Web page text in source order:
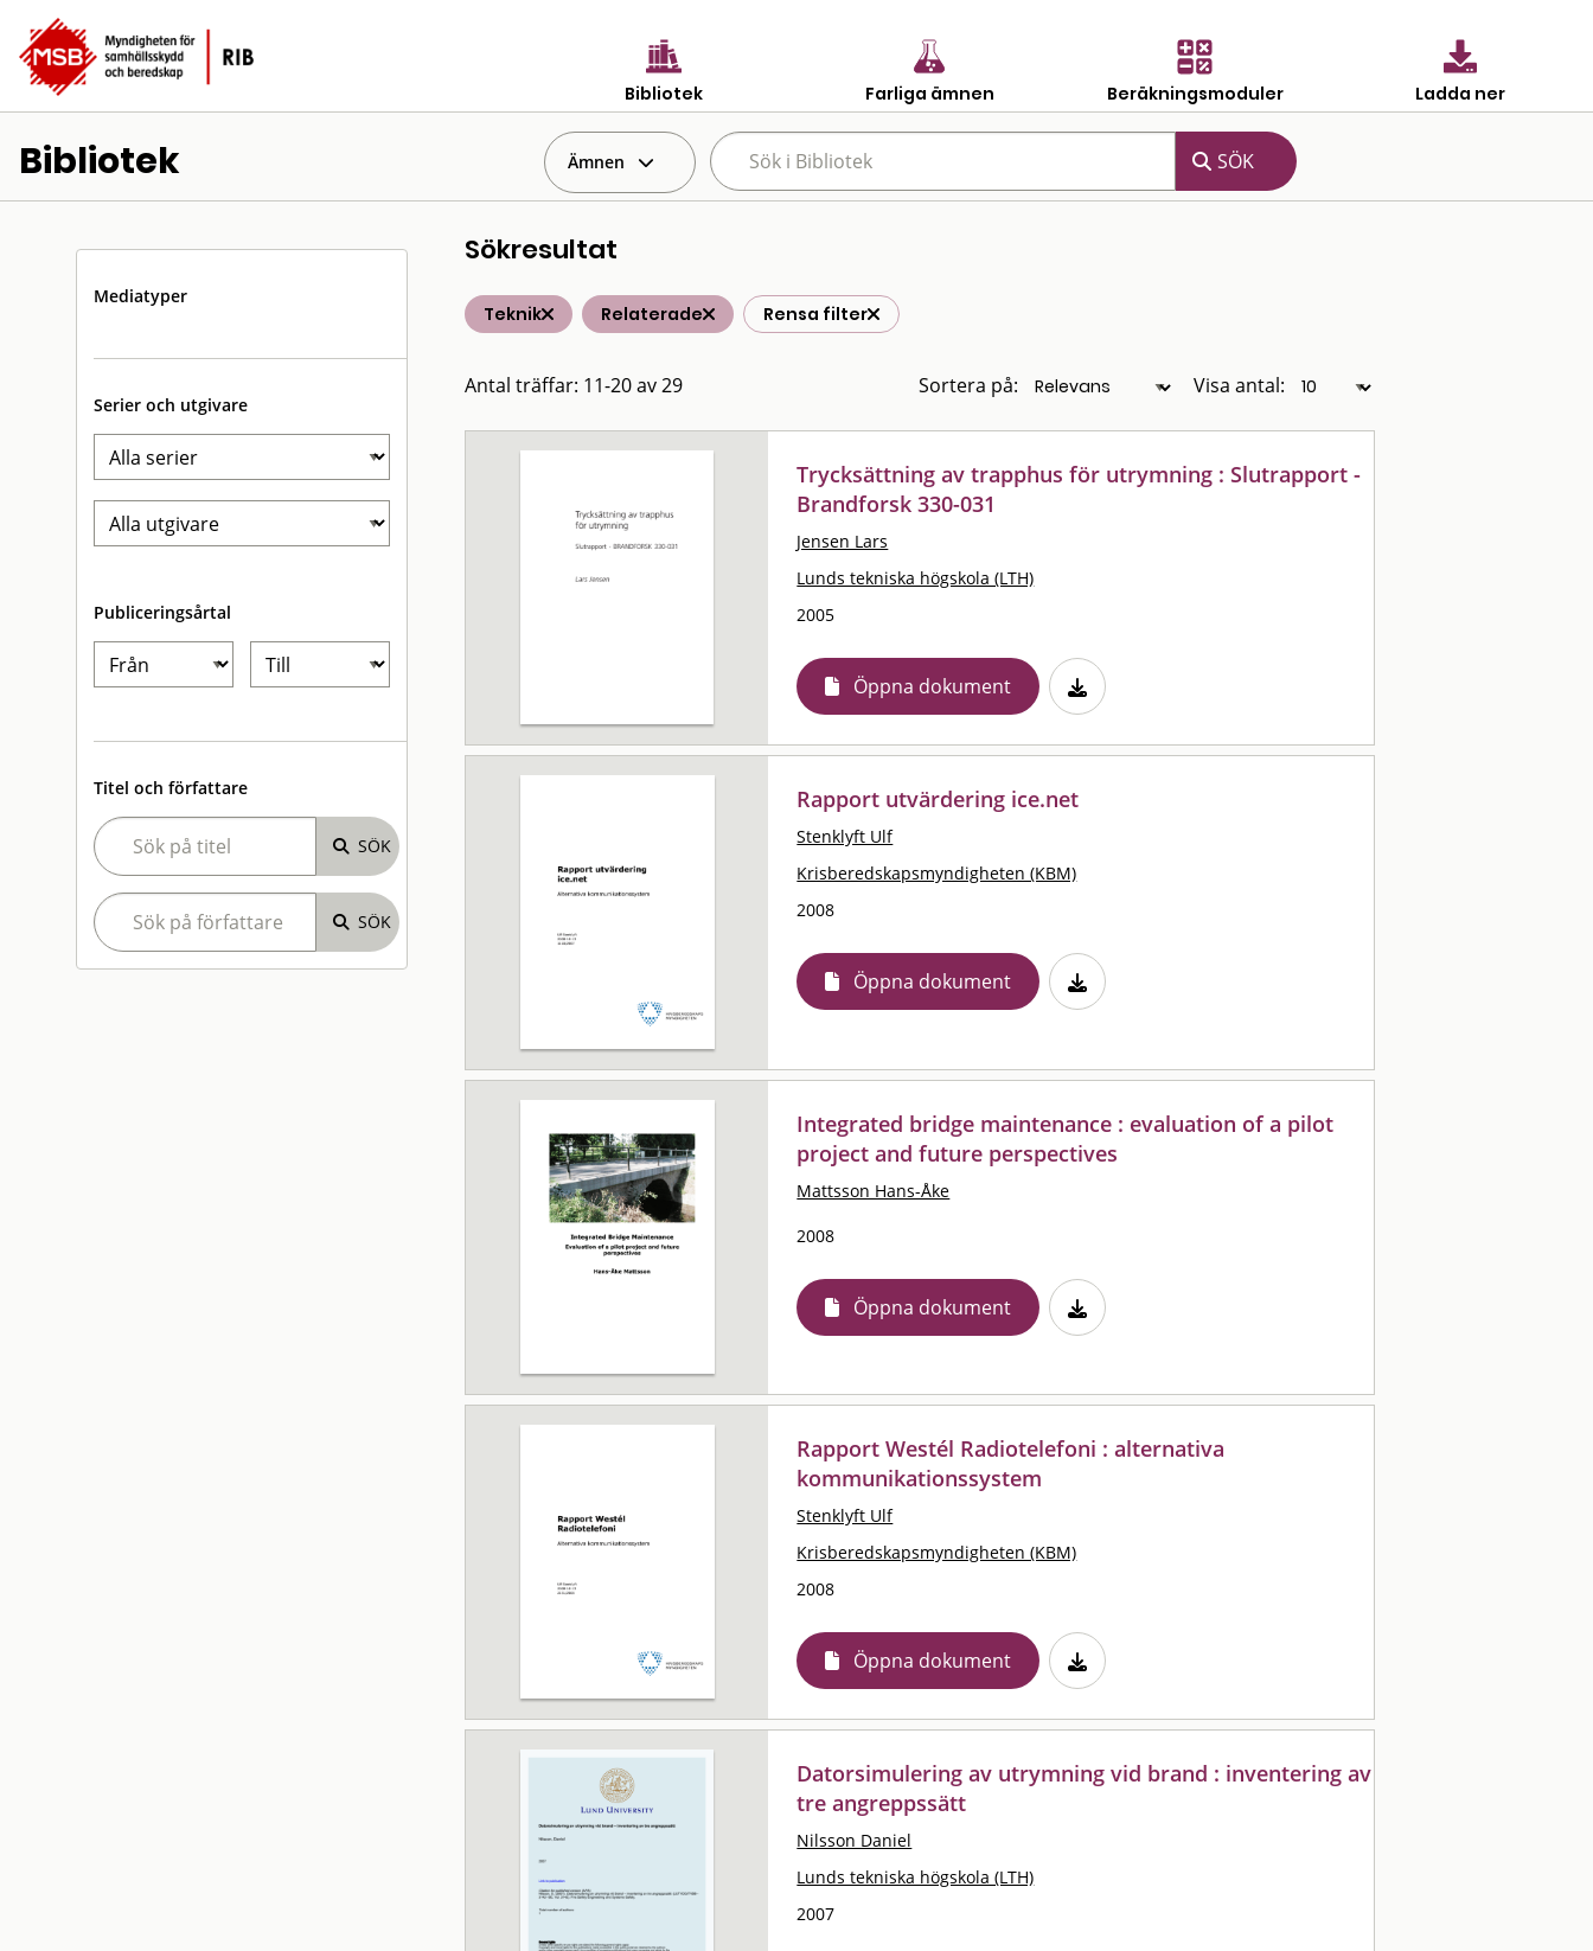
Bibliotek Farliga ämnen Beräkningsmoduler Ladda ner
Bibliotek Ämnen
Mediatyper
Serier och utgivare
Publiceringsårtal
Titel och författare
Sökresultat
Teknik Relaterade Rensa filter
Antal träffar: 11-20 av 29 Sortera på: Visa antal:
Trycksättning av trapphus för utrymning : Slutrapport -
Brandforsk 330-031
Jensen Lars
Lunds tekniska högskola (LTH)
2005
Öppna dokument
Rapport utvärdering ice.net
Stenklyft Ulf
Krisberedskapsmyndigheten (KBM)
2008
Öppna dokument
Integrated bridge maintenance : evaluation of a pilot
project and future perspectives
Mattsson Hans-Åke
2008
Öppna dokument
Rapport Westél Radiotelefoni : alternativa
kommunikationssystem
Stenklyft Ulf
Krisberedskapsmyndigheten (KBM)
2008
Öppna dokument
Datorsimulering av utrymning vid brand : inventering av
tre angreppssätt
Nilsson Daniel
Lunds tekniska högskola (LTH)
2007